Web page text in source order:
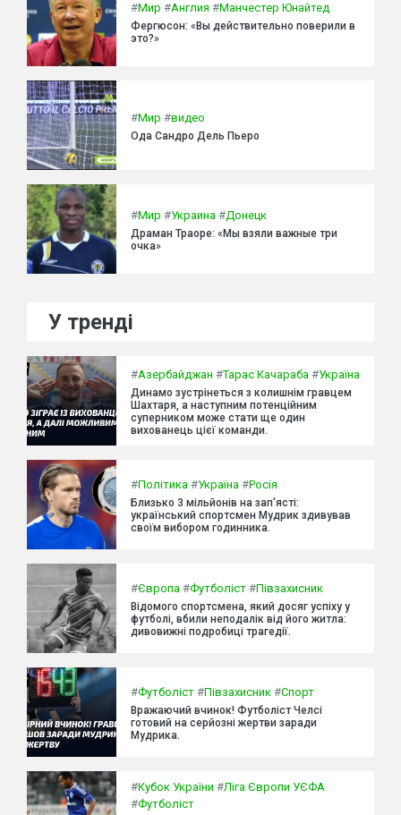
#Мир #Англия #Манчестер Юнайтед
Фергюсон: «Вы действительно поверили в
это?»
#Мир #видео
Ода Сандро Дель Пьеро
#Мир #Украина #Донецк
Драман Траоре: «Мы взяли важные три
очка»
У тренді
#Азербайджан #Тарас Качараба #Україна
Динамо зустрінеться з колишнім гравцем
Шахтаря, а наступним потенційним
суперником може стати ще один
вихованець цієї команди.
#Політика #Україна #Росія
Близько 3 мільйонів на зап'ясті:
український спортсмен Мудрик здивував
своїм вибором годинника.
#Європа #Футболіст #Півзахисник
Відомого спортсмена, який досяг успіху у
футболі, вбили неподалік від його житла:
дивовижні подробиці трагедії.
#Футболіст #Півзахисник #Спорт
Вражаючий вчинок! Футболіст Челсі
готовий на серйозні жертви заради
Мудрика.
#Кубок України #Ліга Європи УЄФА
#Футболіст